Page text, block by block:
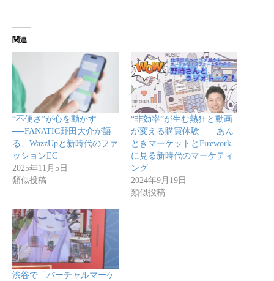
関連
“不便さ”が心を動かす
──FANATIC野田大介が語
る、WazzUpと新時代のファ
ッションEC
2025年11月5日
類似投稿
“非効率”が生む熱狂と動画
が変える購買体験――あん
ときマーケットとFirework
に見る新時代のマーケティ
ング
2024年9月19日
類似投稿
渋谷で「バーチャルマーケ